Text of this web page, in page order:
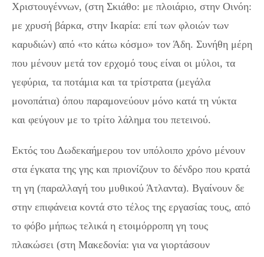
Χριστουγέννων, (στη Σκιάθο: με πλοιάριο, στην Οινόη:
με χρυσή βάρκα, στην Ικαρία: επί των φλοιών των
καρυδιών) από «το κάτω κόσμο» τον Άδη. Συνήθη μέρη
που μένουν μετά τον ερχομό τους είναι οι μύλοι, τα
γεφύρια, τα ποτάμια και τα τρίστρατα (μεγάλα
μονοπάτια) όπου παραμονεύουν μόνο κατά τη νύκτα
και φεύγουν με το τρίτο λάλημα του πετεινού.
Εκτός του Δωδεκαήμερου τον υπόλοιπο χρόνο μένουν
στα έγκατα της γης και πριονίζουν το δένδρο που κρατά
τη γη (παραλλαγή του μυθικού Άτλαντα). Βγαίνουν δε
στην επιφάνεια κοντά στο τέλος της εργασίας τους, από
το φόβο μήπως τελικά η ετοιμόρροπη γη τους
πλακώσει (στη Μακεδονία: για να γιορτάσουν